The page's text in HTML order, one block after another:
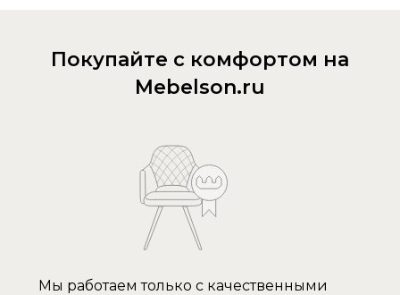
Покупайте с комфортом на
Mebelson.ru
Мы работаем только с качественными